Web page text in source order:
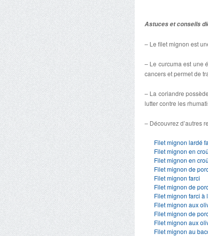
Astuces et conseils
– Le filet mignon est
– Le curcuma est une
cancers et permet de
– La coriandre
lutter contre les
– Découvrez d’autres
Filet mignon lardé
Filet mignon en
Filet mignon en
Filet mignon de
Filet mignon farci
Filet mignon de
Filet mignon farci à
Filet mignon aux
Filet mignon de
Filet mignon aux
Filet mignon au